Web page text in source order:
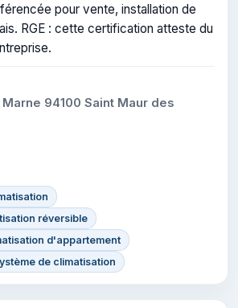
pour vente, installation de
RGE : cette certification atteste du
94100 Saint Maur des
réversible
d'appartement
de climatisation